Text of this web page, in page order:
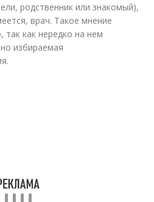
родственник или знакомый),
врач. Такое мнение
как нередко на нем
избираемая